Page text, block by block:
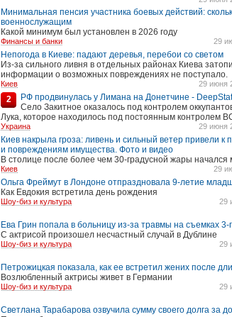
Минимальная пенсия участника боевых действий:
военнослужащим
Какой минимум был установлен в 2026 году
Финансы и банки 29
Непогода в Киеве: падают деревья, перебои со светом
Из-за сильного ливня в отдельных районах Киева
информации о возможных повреждениях не поступало.
Киев 29 июня
2
РФ продвинулась у Лимана на Донетчине -
Село Закитное оказалось под контролем
Лука, которое находилось под постоянным контролем
Украина 29 июня
Киев накрыла гроза: ливень и сильный ветер привели к
и повреждениям имущества. Фото и видео
В столице после более чем 30-градусной жары
Киев 29
Ольга Фреймут в Лондоне отпраздновала 9-летие
Как Евдокия встретила день рождения
Шоу-биз и культура 29
Ева Грин попала в больницу из-за травмы на съемках 3-
С актрисой произошел несчастный случай в Дублине
Шоу-биз и культура 29
Петрожицкая показала, как ее встретил жених после
Возлюбленный актрисы живет в Германии
Шоу-биз и культура 29
Светлана Тарабарова озвучила сумму своего долга за